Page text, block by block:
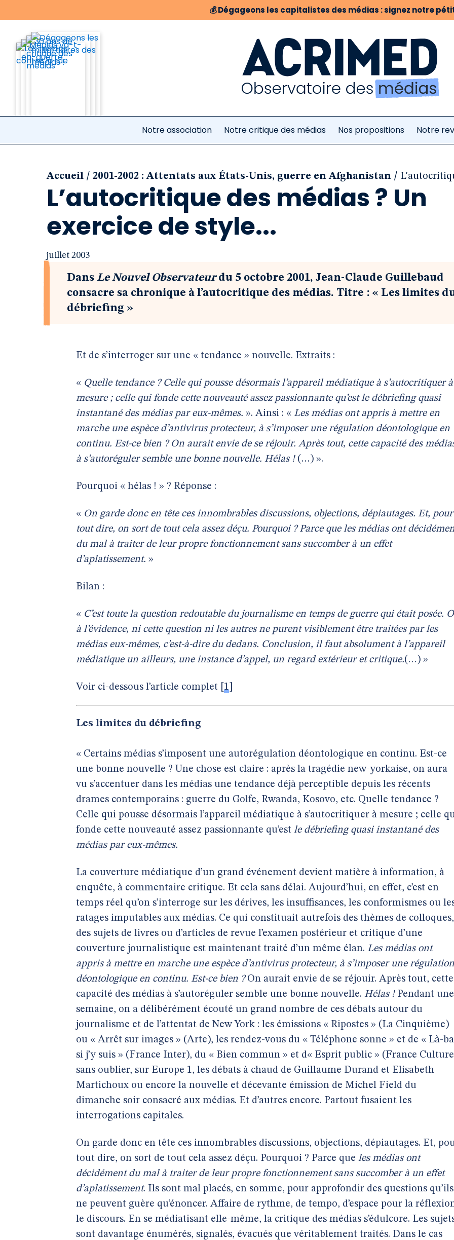
💰Dégageons les capitalistes des médias : signez notre
Notre association Notre critique des médias Nos propositions Notre
Accueil / 2001-2002 : Attentats aux États-Unis, guerre en Afghanistan /
L’autocritique des médias ? Un
exercice de style...
juillet 2003
Dans Le Nouvel Observateurdu 5 octobre 2001, Jean-Claude Guillebaud
consacre sa chronique à l’autocritique des médias. Titre : « Les limites
débriefing »
Et de s’interroger sur une « tendance » nouvelle. Extraits :
« Quelle tendance ? Celle qui pousse désormais l’appareil médiatique à s’autocritiquer à
mesure ; celle qui fonde cette nouveauté assez passionnante qu’est le débriefing quasi
instantané des médias par eux-mêmes. ». Ainsi : « Les médias ont appris à mettre en
marche une espèce d’antivirus protecteur, à s’imposer une régulation déontologique en
continu. Est-ce bien ? On aurait envie de se réjouir. Après tout, cette capacité des
à s’autoréguler semble une bonne nouvelle. Hélas ! (…) ».
Pourquoi « hélas ! » ? Réponse :
« On garde donc en tête ces innombrables discussions, objections, dépiautages. Et, pour
tout dire, on sort de tout cela assez déçu. Pourquoi ? Parce que les médias ont
du mal à traiter de leur propre fonctionnement sans succomber à un effet
d’aplatissement. »
Bilan :
« C’est toute la question redoutable du journalisme en temps de guerre qui était posée.
à l’évidence, ni cette question ni les autres ne purent visiblement être traitées par les
médias eux-mêmes, c’est-à-dire du dedans. Conclusion, il faut absolument à l’appareil
médiatique un ailleurs, une instance d’appel, un regard extérieur et critique.(…) »
Voir ci-dessous l’article complet 1
Les limites du débriefing
« Certains médias s’imposent une autorégulation déontologique en continu. Est-ce
une bonne nouvelle ? Une chose est claire : après la tragédie new-yorkaise, on aura
vu s’accentuer dans les médias une tendance déjà perceptible depuis les récents
drames contemporains : guerre du Golfe, Rwanda, Kosovo, etc. Quelle tendance ?
Celle qui pousse désormais l’appareil médiatique à s’autocritiquer à mesure ; celle
fonde cette nouveauté assez passionnante qu’est le débriefing quasi instantané des
médias par eux-mêmes.
La couverture médiatique d’un grand événement devient matière à information, à
enquête, à commentaire critique. Et cela sans délai. Aujourd’hui, en effet, c’est en
temps réel qu’on s’interroge sur les dérives, les insuffisances, les conformismes ou
ratages imputables aux médias. Ce qui constituait autrefois des thèmes de colloques,
des sujets de livres ou d’articles de revue l’examen postérieur et critique d’une
couverture journalistique est maintenant traité d’un même élan. Les médias ont
appris à mettre en marche une espèce d’antivirus protecteur, à s’imposer une régulation
déontologique en continu. Est-ce bien ?On aurait envie de se réjouir. Après tout, cette
capacité des médias à s’autoréguler semble une bonne nouvelle. Hélas !Pendant une
semaine, on a délibérément écouté un grand nombre de ces débats autour du
journalisme et de l’attentat de New York : les émissions « Ripostes » (La Cinquième)
ou « Arrêt sur images » (Arte), les rendez-vous du « Téléphone sonne » et de « Là-
si j’y suis » (France Inter), du « Bien commun » et d« Esprit public » (France
sans oublier, sur Europe 1, les débats à chaud de Guillaume Durand et Elisabeth
Martichoux ou encore la nouvelle et décevante émission de Michel Field du
dimanche soir consacré aux médias. Et d’autres encore. Partout fusaient les
interrogations capitales.
On garde donc en tête ces innombrables discussions, objections, dépiautages. Et,
tout dire, on sort de tout cela assez déçu. Pourquoi ? Parce que les médias ont
décidément du mal à traiter de leur propre fonctionnement sans succomber à un effet
d’aplatissement. Ils sont mal placés, en somme, pour approfondir des questions qu’ils
ne peuvent guère qu’énoncer. Affaire de rythme, de tempo, d’espace pour la
le discours. En se médiatisant elle-même, la critique des médias s’édulcore. Les
sont davantage énumérés, signalés, évacués que véritablement traités. Dans le cas